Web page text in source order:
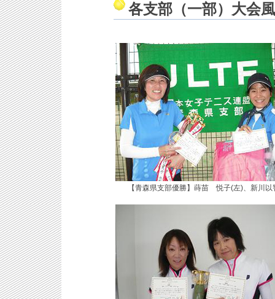
各支部（一部）大会
【青森県支部優勝】蒔苗 悦子(左)、新川以